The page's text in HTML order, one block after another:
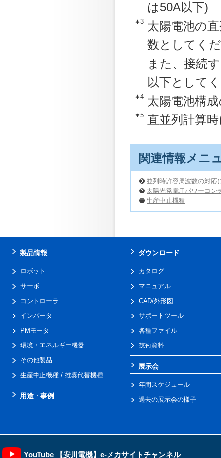
は50A以下)
∗3 太陽電池の
数としてく
また、接続
以下として
∗4 太陽電池構
∗5 直並列計算
関連情報メニ
並列時許容周波数の対応
太陽光発電用パワーコン
生産中止機種
製品情報
ロボット
サーボ
コントローラ
インバータ
PMモータ
環境・エネルギー機器
その他製品
生産中止機種 / 推奨代替機種
用途・事例
ダウンロード
カタログ
マニュアル
CAD/外形図
サポートツール
各種ファイル
技術資料
展示会
年間スケジュール
過去の展示会の様子
YouTube 【安川電機】e-メカサイトチャンネル